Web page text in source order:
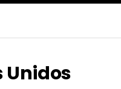
Unidos